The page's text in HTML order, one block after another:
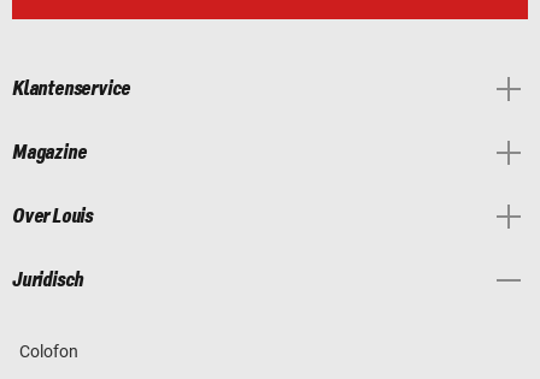
Klantenservice
Magazine
Over Louis
Juridisch
Colofon